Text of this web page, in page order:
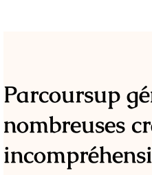
Parcoursup
nombreuses